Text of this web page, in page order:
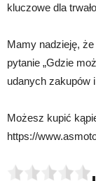
kluczowe dla
Mamy nadzieję, że
pytanie „Gdzie
udanych zakupów
Możesz kupić
https://